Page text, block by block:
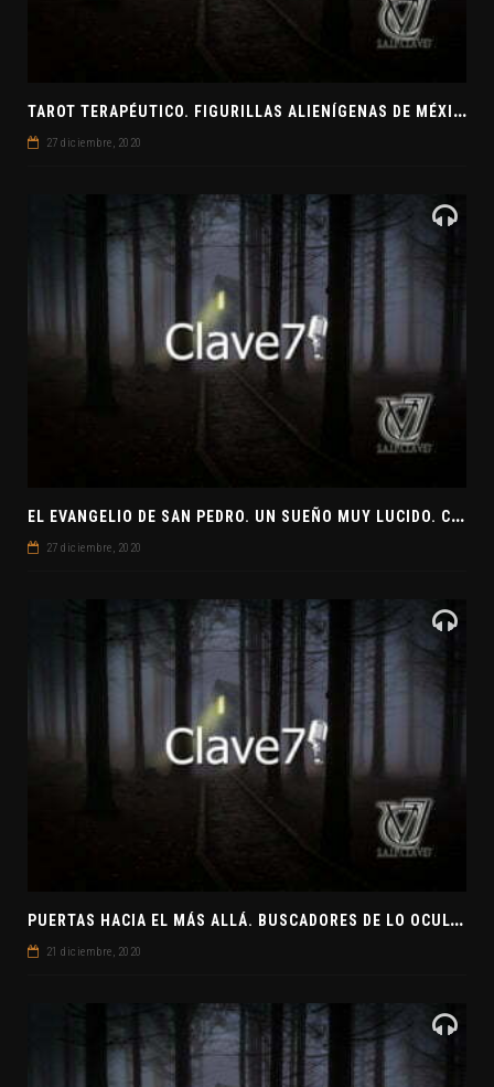
T
AROT TERAPÉUTICO. FIGURILLAS ALIENÍGENAS DE MÉXICO. EL SECRETO DE LAS RELACIONES. EVANGELIO DE JUDAS
27 diciembre, 2020
E
L EVANGELIO DE SAN PEDRO. UN SUEÑO MUY LUCIDO. CLAVE7 NEWS ¿PREPARADOS PARA UNA VISITA EXTRATERRESTRE?
27 diciembre, 2020
P
UERTAS HACIA EL MÁS ALLÁ. BUSCADORES DE LO OCULTO. EL PENSAMIENTO ABSTRACTO. EVANGELIOS APÓCRIFOS
21 diciembre, 2020